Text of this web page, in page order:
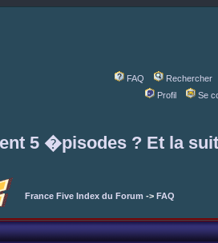
FAQ
Rechercher
Profil
Se
5 �pisodes ? Et la
France Five Index du Forum -> FAQ